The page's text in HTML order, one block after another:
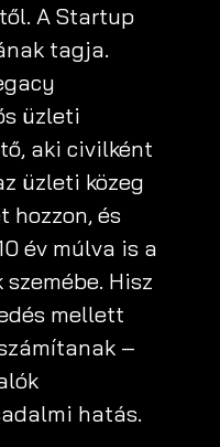
A Startup
tagja.
üzleti
aki civilként
üzleti közeg
hozzon, és
év múlva is a
Hisz
mellett
–
hatás.